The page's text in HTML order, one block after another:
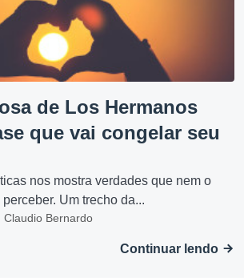
de Los Hermanos
que vai congelar seu
nos mostra verdades que nem o
Um trecho da...
Bernardo
Continuar lendo